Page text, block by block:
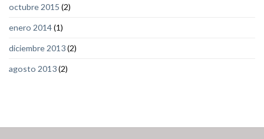
octubre 2015 (2)
enero 2014(1)
diciembre 2013(2)
agosto 2013(2)